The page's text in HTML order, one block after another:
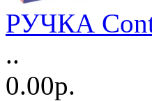
РУЧКА
..
0.00р.